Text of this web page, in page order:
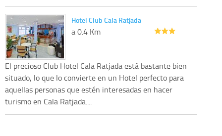
Hotel Club Cala Ratjada
a 0.4 Km
El precioso Club Hotel Cala Ratjada está bastante bien
situado, lo que lo convierte en un Hotel perfecto para
aquellas personas que estén interesadas en hacer
turismo en Cala Ratjada....